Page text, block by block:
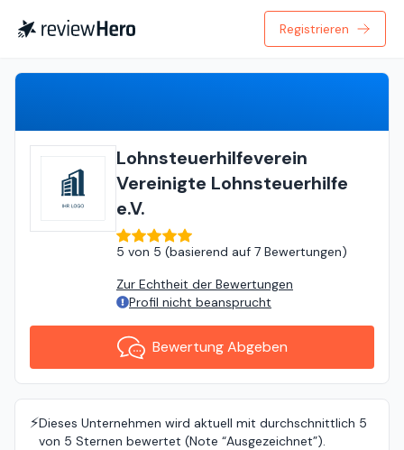
Registrieren
Lohnsteuerhilfeverein
Vereinigte Lohnsteuerhilfe
e.V.
5 von 5 (basierend auf 7 Bewertungen)
Zur Echtheit der Bewertungen
Profil nicht beansprucht
Bewertung Abgeben
⚡️Dieses Unternehmen wird aktuell mit durchschnittlich 5
von 5 Sternen bewertet (Note “Ausgezeichnet”).